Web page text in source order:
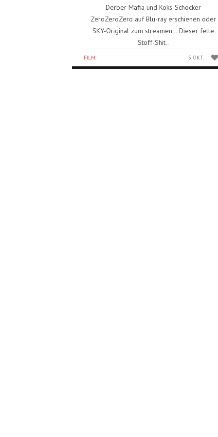
Derber Mafia und Koks-Schocker
ZeroZeroZero auf Blu-ray erschienen oder
SKY-Original zum streamen… Dieser fette
Stoff-Shit..
FILM 5 OKT.